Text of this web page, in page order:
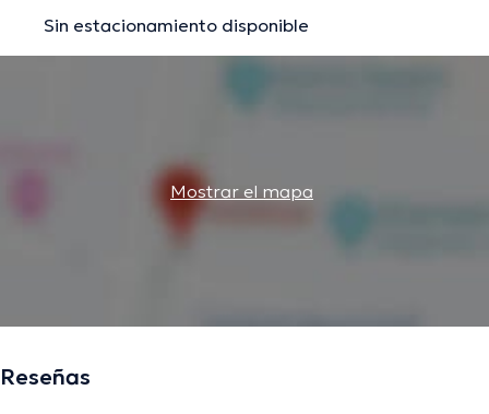
Sin estacionamiento disponible
Mostrar el mapa
Reseñas